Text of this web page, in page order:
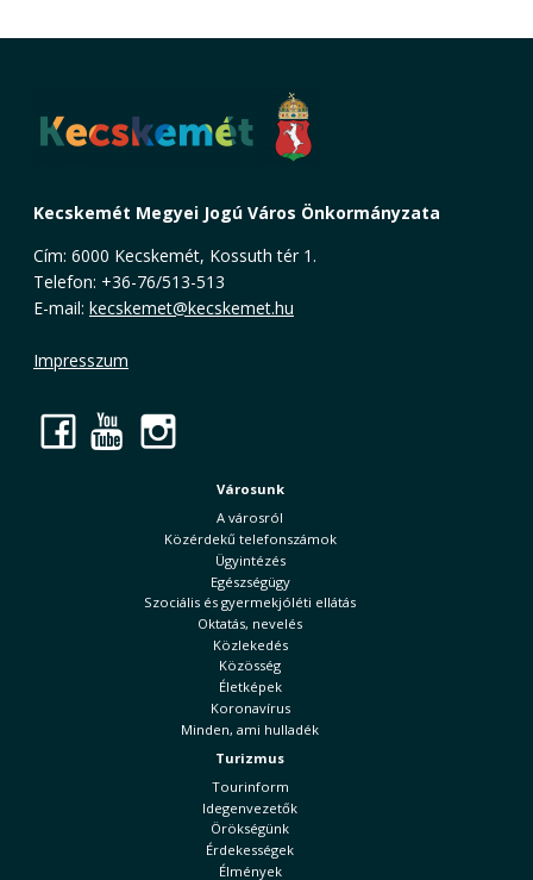
Kecskemét Megyei Jogú Város Önkormányzata
Cím: 6000 Kecskemét, Kossuth tér 1.
Telefon: +36-76/513-513
E-mail: kecskemet@kecskemet.hu
Impresszum
Facebook
YouTube
Városunk
A városról
Közérdekű telefonszámok
Ügyintézés
Egészségügy
Szociális és gyermekjóléti ellátás
Oktatás, nevelés
Közlekedés
Közösség
Életképek
Koronavírus
Minden, ami hulladék
Turizmus
Tourinform
Idegenvezetők
Örökségünk
Érdekességek
Élmények